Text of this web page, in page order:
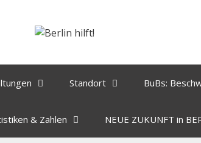
Standort BuBs:
& Zahlen NEUE ZUKUNFT in